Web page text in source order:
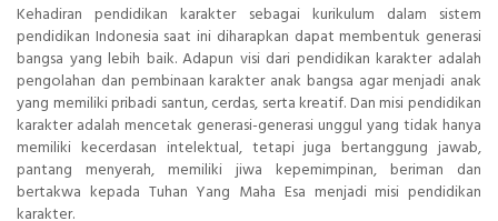
Kehadiran pendidikan karakter sebagai kurikulum dalam sistem
pendidikan Indonesia saat ini diharapkan dapat membentuk generasi
bangsa yang lebih baik. Adapun visi dari pendidikan karakter adalah
pengolahan dan pembinaan karakter anak bangsa agar menjadi anak
yang memiliki pribadi santun, cerdas, serta kreatif. Dan misi pendidikan
karakter adalah mencetak generasi-generasi unggul yang tidak hanya
memiliki kecerdasan intelektual, tetapi juga bertanggung jawab,
pantang menyerah, memiliki jiwa kepemimpinan, beriman dan
bertakwa kepada Tuhan Yang Maha Esa menjadi misi pendidikan
karakter.